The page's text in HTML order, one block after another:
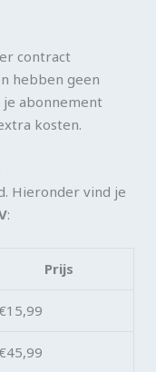
contract
hebben geen
je abonnement
kosten.
Hieronder vind je
:
Prijs